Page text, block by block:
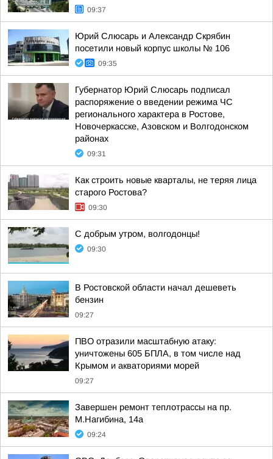
09:37
Юрий Слюсарь и Александр Скрябин
посетили новый корпус школы № 106
09:35
Губернатор Юрий Слюсарь подписал
распоряжение о введении режима ЧС
регионального характера в Ростове,
Новочеркасске, Азовском и Волгодонском
районах
09:31
Как строить новые кварталы, не теряя лица
старого Ростова?
09:30
С добрым утром, волгодонцы!
09:30
В Ростовской области начал дешеветь
бензин
09:27
ПВО отразили масштабную атаку:
уничтожены 605 БПЛА, в том числе над
Крымом и акваториями морей
09:27
Завершен ремонт теплотрассы на пр.
М.Нагибина, 14а
09:24